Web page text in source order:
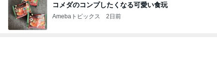
コメダのコンプしたくなる可愛い食玩
Amebaトピックス 2日前